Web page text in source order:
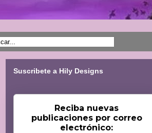
Suscribete a Hily Designs
Reciba nuevas
publicaciones por correo
electrónico: